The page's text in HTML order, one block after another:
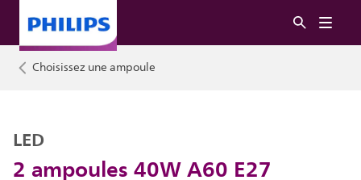
Choisissez une ampoule
2 ampoules 40W A60 E27
LED